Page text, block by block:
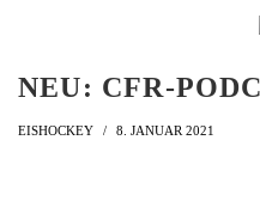
NEU: CFR-
EISHOCKEY 8. JANUAR 2021